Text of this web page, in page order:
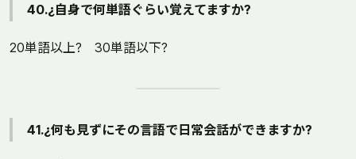
40.¿自身で何単語ぐらい覚えてますか?
20単語以上? 30単語以下?
41.¿何も見ずにその言語で日常会話ができますか?